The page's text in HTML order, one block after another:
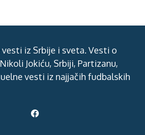
iz Srbije i sveta. Vesti o
Jokiću, Srbiji, Partizanu,
vesti iz najjačih fudbalskih